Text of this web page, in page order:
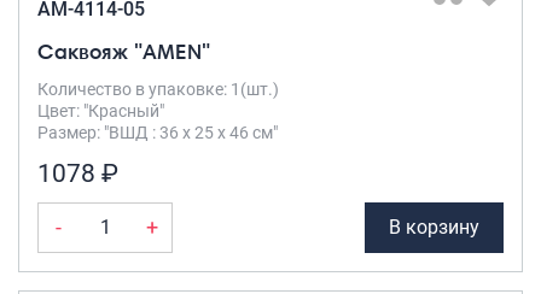
AM-4114-05
Саквояж "AMEN"
Количество в упаковке: 1(шт.)
Цвет: "Красный"
Размер: "ВШД : 36 х 25 х 46 см"
1078 ₽
- + В корзину